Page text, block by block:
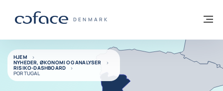
COFACE FOR TRADE - GRUPPENS
DENMARK
Tilbage til hjemmesiden
HJEM
NYHEDER, ØKONOMI OG ANALYSER
RISIKO-DASHBOARD
PORTUGAL